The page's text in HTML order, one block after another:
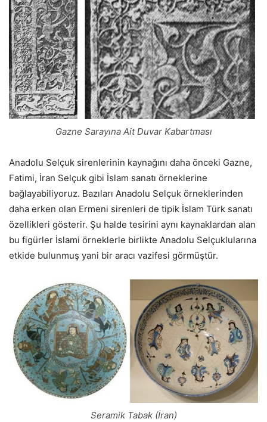
Gazne Sarayına Ait Duvar Kabartması
Anadolu Selçuk sirenlerinin kaynağını daha önceki Gazne,
Fatimi, İran Selçuk gibi İslam sanatı örneklerine
bağlayabiliyoruz. Bazıları Anadolu Selçuk örneklerinden
daha erken olan Ermeni sirenleri de tipik İslam Türk sanatı
özellikleri gösterir. Şu halde tesirini aynı kaynaklardan alan
bu figürler İslami örneklerle birlikte Anadolu Selçuklularına
etkide bulunmuş yani bir aracı vazifesi görmüştür.
Seramik Tabak (İran)